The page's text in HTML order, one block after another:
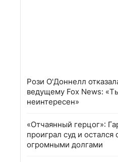
Рози О'Доннелл
ведущему Fox News:
неинтересен»
«Отчаянный герцог»:
проиграл суд и остался
огромными долгами